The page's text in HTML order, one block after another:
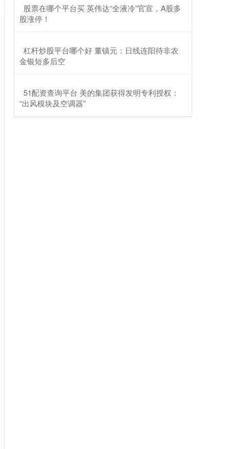
​股票在哪个平台买 英伟达“全液冷”官宣，A股多
股涨停！
​杠杆炒股平台哪个好 董镇元：日线连阳待非农
金银短多后空
​51配资查询平台 美的集团获得发明专利授权：
“出风模块及空调器”